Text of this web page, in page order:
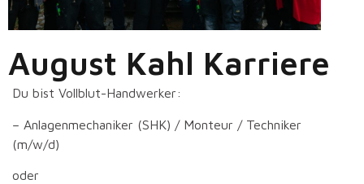
August Kahl Karriere
Du bist Vollblut-Handwerker:
– Anlagenmechaniker (SHK) / Monteur / Techniker
(m/w/d)
oder